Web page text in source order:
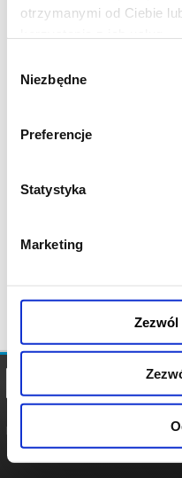
otrzymanymi od Ciebie
zgody
Niezbędne
Preferencje
Statystyka
Marketing